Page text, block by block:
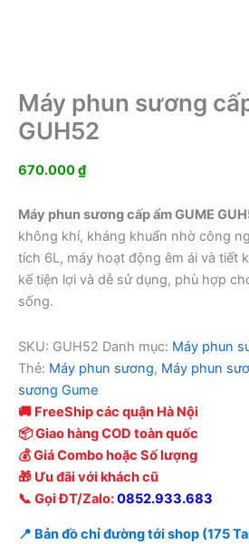
Máy phun sương
GUH52
670.000₫
Máy phun sương cấp ẩm GUME
không khí, kháng khuẩn nhờ công
tích 6L, máy hoạt động êm ái và tiết
kế tiện lợi và dễ sử dụng, phù hợp
sống.
SKU: GUH52 Danh mục: Máy phun
Thẻ: Máy phun sương, Máy phun
sương Gume
🚚 FreeShip các quận Hà Nội
📦 Giao hàng COD toàn quốc
💰 Giá Combo hoặc Số lượng
🎁 Ưu đãi với khách cũ
📞 Gọi ĐT/Zalo:0852.933.683
📍 Bản đồ chỉ đường tới shop (175